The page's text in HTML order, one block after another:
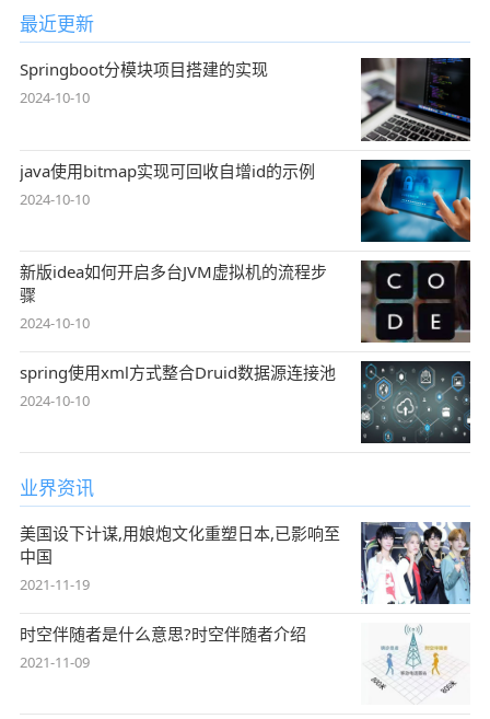
最近更新
Springboot分模块项目搭建的实现
2024-10-10
java使用bitmap实现可回收自增id的示例
2024-10-10
新版idea如何开启多台JVM虚拟机的流程步
骤
2024-10-10
spring使用xml方式整合Druid数据源连接池
2024-10-10
业界资讯
美国设下计谋,用娘炮文化重塑日本,已影响至
中国
2021-11-19
时空伴随者是什么意思?时空伴随者介绍
2021-11-09